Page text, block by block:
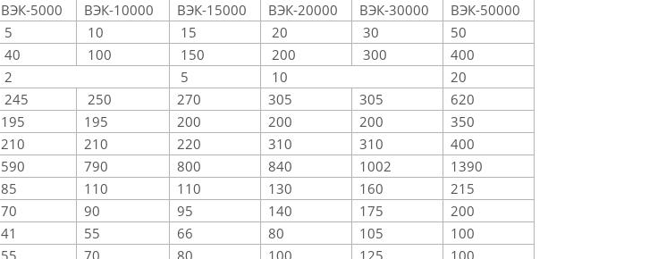
ВЭК-5000 ВЭК-10000 ВЭК-15000 ВЭК-20000 ВЭК-30000
ВЭК-50000
5 10 15 20 30
50
40 100 150 200 300
400
2 5 10
20
245 250 270 305 305
620
195 195 200 200 200
350
210 210 220 310 310
400
590 790 800 840 1002
1390
85 110 110 130 160
215
70 90 95 140 175
200
41 55 66 80 105
100
55 70 80 100 125
100